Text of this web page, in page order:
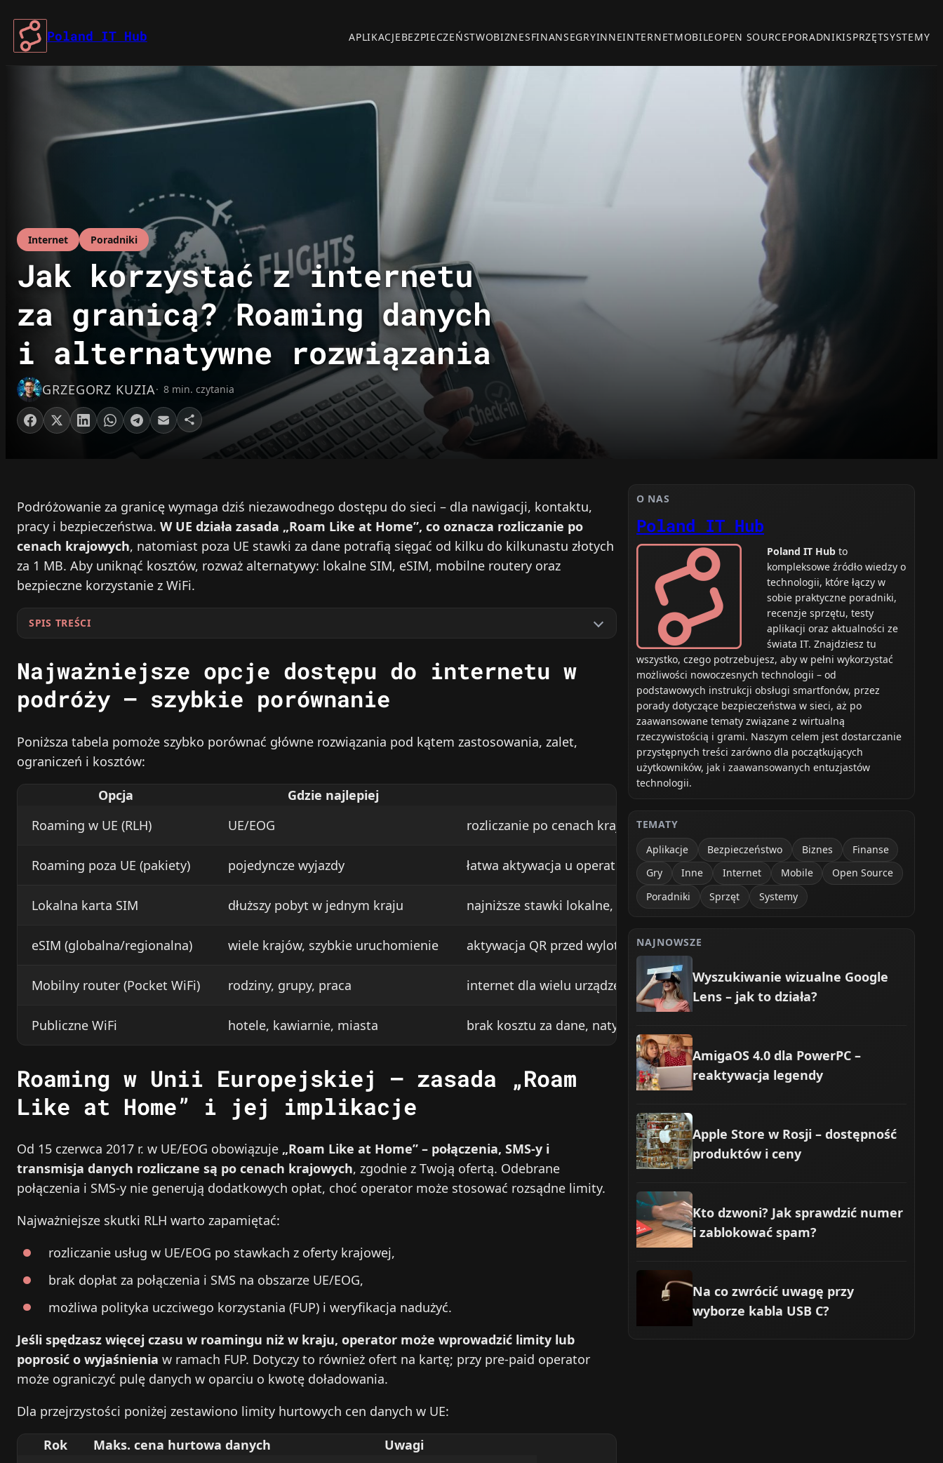
Przejdź
do
treści
Poland IT Hub APLIKACJEBEZPIECZEŃSTWOBIZNESFINANSEGRYINNEINTERNETMOBILEOPEN SOURCEPORADNIKISPRZĘTSYSTEMY
Internet Poradniki
Jak korzystać z internetu
za granicą? Roaming danych
i alternatywne rozwiązania
GRZEGORZ KUZIA 8 min. czytania
Podróżowanie za granicę wymaga dziś niezawodnego dostępu do sieci – dla nawigacji, kontaktu,
pracy i bezpieczeństwa. W UE działa zasada „Roam Like at Home”, co oznacza rozliczanie po
cenach krajowych, natomiast poza UE stawki za dane potrafią sięgać od kilku do kilkunastu złotych
za 1 MB. Aby uniknąć kosztów, rozważ alternatywy: lokalne SIM, eSIM, mobilne routery oraz
bezpieczne korzystanie z WiFi.
SPIS TREŚCI
Najważniejsze opcje dostępu do internetu w
podróży – szybkie porównanie
Poniższa tabela pomoże szybko porównać główne rozwiązania pod kątem zastosowania, zalet,
ograniczeń i kosztów:
Opcja
Gdzie najlepiej
Plusy
Roaming w UE (RLH)
UE/EOG rozliczanie po cenach krajowych, brak konfiguracji, zachowujesz swój numer
Roaming poza UE (pakiety) pojedyncze wyjazdy łatwa aktywacja u operatora, działa od razu
Lokalna karta SIM dłuższy pobyt w jednym kraju najniższe stawki lokalne, duże pakiety danych, dobra prędkość
eSIM (globalna/regionalna) wiele krajów, szybkie uruchomienie aktywacja QR przed wylotem, brak fizycznej karty, łatwa zmiana operatora
Mobilny router (Pocket WiFi) rodziny, grupy, praca internet dla wielu urządzeń, stabilne łącze
Publiczne WiFi hotele, kawiarnie, miasta brak kosztu za dane, natychmiastowa dostępność
Roaming w Unii Europejskiej – zasada „Roam
Like at Home” i jej implikacje
Od 15 czerwca 2017 r. w UE/EOG obowiązuje „Roam Like at Home” – połączenia, SMS-y i
transmisja danych rozliczane są po cenach krajowych, zgodnie z Twoją ofertą. Odebrane
połączenia i SMS-y nie generują dodatkowych opłat, choć operator może stosować rozsądne limity.
Najważniejsze skutki RLH warto zapamiętać:
rozliczanie usług w UE/EOG po stawkach z oferty krajowej,
brak dopłat za połączenia i SMS na obszarze UE/EOG,
możliwa polityka uczciwego korzystania (FUP) i weryfikacja nadużyć.
Jeśli spędzasz więcej czasu w roamingu niż w kraju, operator może wprowadzić limity lub
poprosić o wyjaśnienia w ramach FUP. Dotyczy to również ofert na kartę; przy pre-paid operator
może ograniczyć pulę danych w oparciu o kwotę doładowania.
Dla przejrzystości poniżej zestawiono limity hurtowych cen danych w UE:
Rok
Maks. cena hurtowa danych
Uwagi
O NAS
Poland IT Hub
Poland IT Hub to
kompleksowe źródło wiedzy o
technologii, które łączy w
sobie praktyczne poradniki,
recenzje sprzętu, testy
aplikacji oraz aktualności ze
świata IT. Znajdziesz tu
wszystko, czego potrzebujesz, aby w pełni wykorzystać
możliwości nowoczesnych technologii – od
podstawowych instrukcji obsługi smartfonów, przez
porady dotyczące bezpieczeństwa w sieci, aż po
zaawansowane tematy związane z wirtualną
rzeczywistością i grami. Naszym celem jest dostarczanie
przystępnych treści zarówno dla początkujących
użytkowników, jak i zaawansowanych entuzjastów
technologii.
TEMATY
Aplikacje
Bezpieczeństwo Biznes
Finanse
Gry
Inne Internet Mobile
Open Source
Poradniki
Sprzęt Systemy
NAJNOWSZE
Wyszukiwanie wizualne Google
Lens – jak to działa?
AmigaOS 4.0 dla PowerPC –
reaktywacja legendy
Apple Store w Rosji – dostępność
produktów i ceny
Kto dzwoni? Jak sprawdzić numer
i zablokować spam?
Na co zwrócić uwagę przy
wyborze kabla USB C?